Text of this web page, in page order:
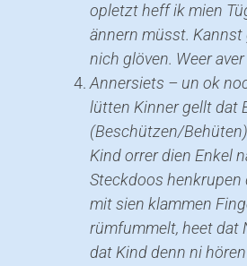
opletzt heff ik mien
ännern müsst. Kannst
nich glöven. Weer aver
Annersiets – un ok
lütten Kinner gellt dat
(Beschützen/
Kind orrer dien Enkel
Steckdoos henkrupen
mit sien klammen
rümfummelt, heet dat
dat Kind denn ni